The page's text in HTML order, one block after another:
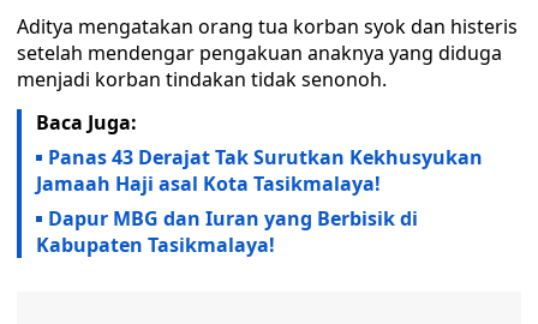
Aditya mengatakan orang tua korban syok dan histeris
setelah mendengar pengakuan anaknya yang diduga
menjadi korban tindakan tidak senonoh.
Baca Juga:
Panas 43 Derajat Tak Surutkan Kekhusyukan
Jamaah Haji asal Kota Tasikmalaya!
Dapur MBG dan Iuran yang Berbisik di
Kabupaten Tasikmalaya!